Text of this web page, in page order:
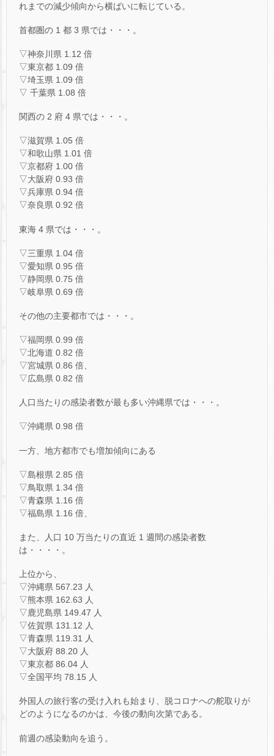
れまでの減少傾向から横ばいに転じている。
首都圏の 1 都 3 県では・・・。
▽神奈川県 1.12 倍
▽東京都 1.09 倍
▽埼玉県 1.09 倍
▽ 千葉県 1.08 倍
関西の 2 府 4 県では・・・。
▽滋賀県 1.05 倍
▽和歌山県 1.01 倍
▽京都府 1.00 倍
▽大阪府 0.93 倍
▽兵庫県 0.94 倍
▽奈良県 0.92 倍
東海 4 県では・・・。
▽三重県 1.04 倍
▽愛知県 0.95 倍
▽静岡県 0.75 倍
▽岐阜県 0.69 倍
その他の主要都市では・・・。
▽福岡県 0.99 倍
▽北海道 0.82 倍
▽宮城県 0.86 倍、
▽広島県 0.82 倍
人口当たりの感染者数が最も多い沖縄県では・・・。
▽沖縄県 0.98 倍
一方、地方都市でも増加傾向にある
▽島根県 2.85 倍
▽鳥取県 1.34 倍
▽青森県 1.16 倍
▽福島県 1.16 倍、
また、人口 10 万当たりの直近 1 週間の感染者数
は・・・・。
上位から、
▽沖縄県 567.23 人
▽熊本県 162.63 人
▽鹿児島県 149.47 人
▽佐賀県 131.12 人
▽青森県 119.31 人
▽大阪府 88.20 人
▽東京都 86.04 人
▽全国平均 78.15 人
外国人の旅行客の受け入れも始まり、脱コロナへの舵取りが
どのようになるのかは、今後の動向次第である。
前週の感染動向を追う。